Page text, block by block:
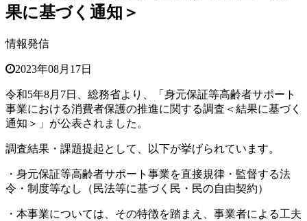
果に基づく通知＞
情報発信
2023年08月17日
令和5年8月7日、総務省より、「身元保証等高齢者サポート
事業における消費者保護の推進に関する調査＜結果に基づく
通知＞」が公表されました。
調査結果・課題提起として、以下が挙げられています。
・身元保証等高齢者サポート事業を直接規律・監督する法
令・制度等なし（民法等に基づく民・民の自由契約）
・本事業については、その特徴を踏まえ、事業者による工夫